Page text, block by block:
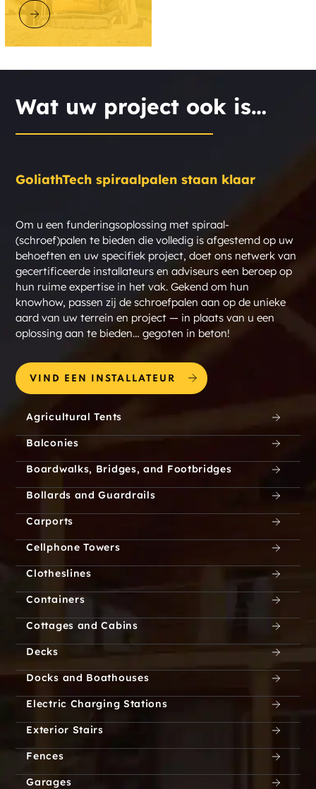
ONTDEK GOLIATHTECH
Wat uw project ook is…
GoliathTech spiraalpalen staan klaar
Om u een funderingsoplossing met spiraal-
(schroef)palen te bieden die volledig is afgestemd op uw
behoeften en uw specifiek project, doet ons netwerk van
gecertificeerde installateurs en adviseurs een beroep op
hun ruime expertise in het vak. Gekend om hun
knowhow, passen zij de schroefpalen aan op de unieke
aard van uw terrein en project — in plaats van u een
oplossing aan te bieden… gegoten in beton!
VIND EEN INSTALLATEUR
Agricultural Tents
Balconies
Boardwalks, Bridges, and Footbridges
Bollards and Guardrails
Carports
Cellphone Towers
Clotheslines
Containers
Cottages and Cabins
Decks
Docks and Boathouses
Electric Charging Stations
Exterior Stairs
Fences
Garages